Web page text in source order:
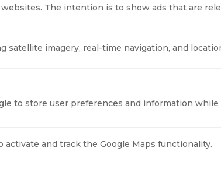
The intention is to show ads that are
satellite imagery, real-time navigation, and
to store user preferences and information
activate and track the Google Maps functionality.